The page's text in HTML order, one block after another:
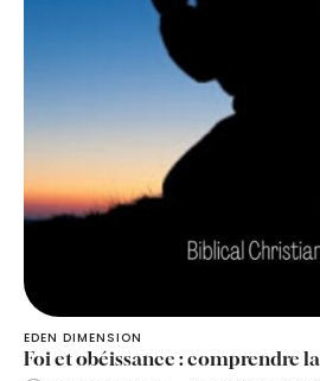
EDEN DIMENSION
Foi et obéissance : comprendre